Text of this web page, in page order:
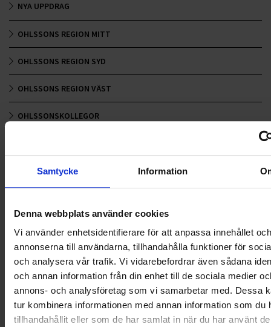
Samtycke Information
Denna webbplats använder cookies
Vi använder enhetsidentifierare för att anpassa innehållet och
annonserna till användarna, tillhandahålla funktioner för
och analysera vår trafik. Vi vidarebefordrar även sådana
och annan information från din enhet till de sociala medier
annons- och analysföretag som vi samarbetar med. Dessa
tur kombinera informationen med annan information som du
tillhandahållit eller som de har samlat in när du har använt
NYA UPPDRAG
OHLSSONS REGION MITT
OHLSSONS REGION SYD
OHLSSONS REGION VÄST
OHLSSONSKOLLEGOR
SAMARBETEN